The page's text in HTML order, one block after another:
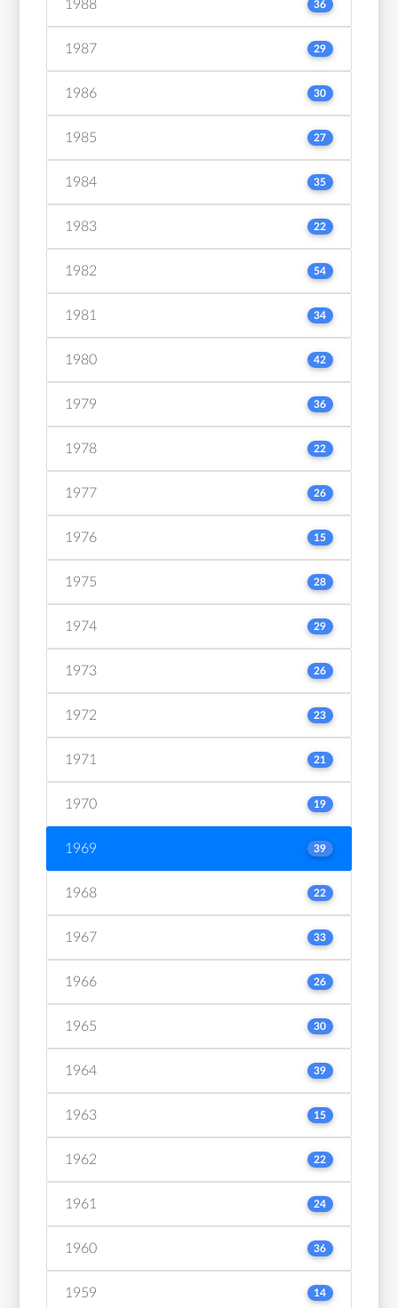
1988 36
1987 29
1986 30
1985 27
1984 35
1983 22
1982 54
1981 34
1980 42
1979 36
1978 22
1977 26
1976 15
1975 28
1974 29
1973 26
1972 23
1971 21
1970 19
1969 39
1968 22
1967 33
1966 26
1965 30
1964 39
1963 15
1962 22
1961 24
1960 36
1959 14